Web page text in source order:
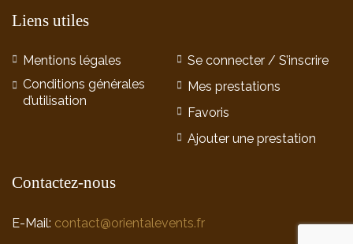
Liens utiles
Mentions légales
Conditions générales
d’utilisation
Se connecter / S’inscrire
Mes prestations
Favoris
Ajouter une prestation
Contactez-nous
E-Mail: contact@orientalevents.fr